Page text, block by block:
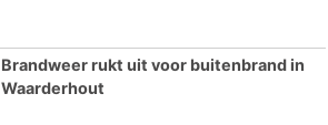
Brandweer rukt uit voor buitenbrand in
Waarderhout